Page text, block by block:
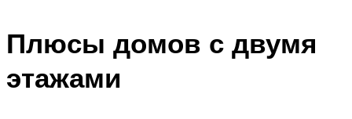
Плюсы домов с двумя
этажами